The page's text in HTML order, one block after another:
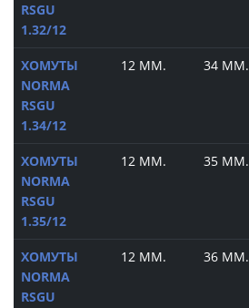
RSGU
1.32/12
ХОМУТЫ
NORMA
RSGU
1.34/12
12 ММ. 34 ММ.
ХОМУТЫ
NORMA
RSGU
1.35/12
12 ММ. 35 ММ.
ХОМУТЫ
NORMA
RSGU
12 ММ. 36 ММ.